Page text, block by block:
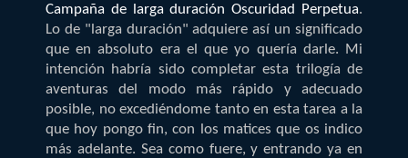
Campaña de larga duración Oscuridad Perpetua.
Lo de "larga duración" adquiere así un significado
que en absoluto era el que yo quería darle. Mi
intención habría sido completar esta trilogía de
aventuras del modo más rápido y adecuado
posible, no excediéndome tanto en esta tarea a la
que hoy pongo fin, con los matices que os indico
más adelante. Sea como fuere, y entrando ya en